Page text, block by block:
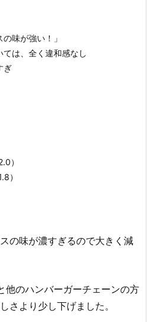
味が強い！」
は、全く違和感なし
ぎ
）
）
の味が濃すぎるので大きく減
他のハンバーガーチェーンの方
さより少し下げました。